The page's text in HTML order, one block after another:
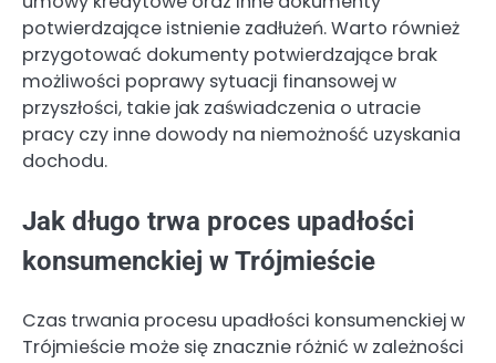
potwierdzające istnienie zadłużeń. Warto również
przygotować dokumenty potwierdzające brak
możliwości poprawy sytuacji finansowej w
przyszłości, takie jak zaświadczenia o utracie
pracy czy inne dowody na niemożność uzyskania
dochodu.
Jak długo trwa proces upadłości
konsumenckiej w Trójmieście
Czas trwania procesu upadłości konsumenckiej w
Trójmieście może się znacznie różnić w zależności